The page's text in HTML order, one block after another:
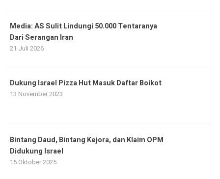
Media: AS Sulit Lindungi 50.000 Tentaranya
Dari Serangan Iran
21 Juli 2026
Dukung Israel Pizza Hut Masuk Daftar Boikot
13 November 2023
Bintang Daud, Bintang Kejora, dan Klaim OPM
Didukung Israel
15 Oktober 2025